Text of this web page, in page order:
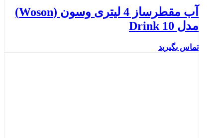
آب مقطرساز 4 لیتری وسون (Woson)
مدل Drink 10
تماس بگیرید